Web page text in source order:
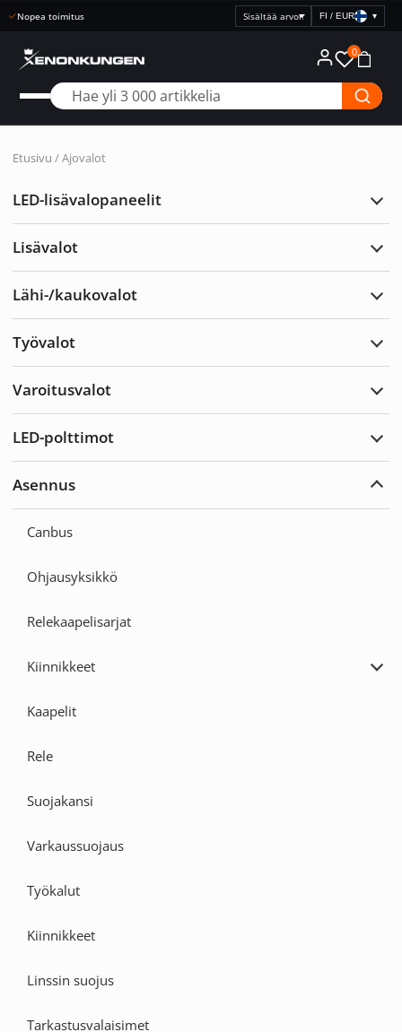
Nopea toimitus
Valitse
FI / EUR ▾
0
Etusivu / Ajovalot
LED-lisävalopaneelit
Lisävalot
Lähi-/kaukovalot
Työvalot
Varoitusvalot
LED-polttimot
Asennus
Canbus
Ohjausyksikkö
Relekaapelisarjat
Kiinnikkeet
Kaapelit
Rele
Suojakansi
Varkaussuojaus
Työkalut
Kiinnikkeet
Linssin suojus
Tarkastusvalaisimet